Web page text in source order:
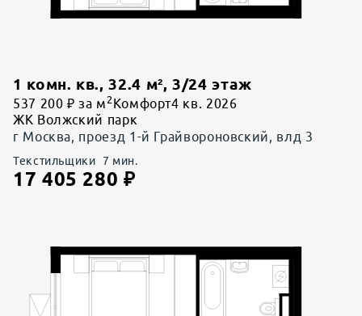
1 комн. кв., 32.4 м²,3/24 этаж
537 200 ₽ за м 2 Комфорт4 кв. 2026
ЖК Волжский парк
г Москва, проезд 1-й Грайвороновский, влд 3
Текстильщики 7 мин.
17 405 280 ₽